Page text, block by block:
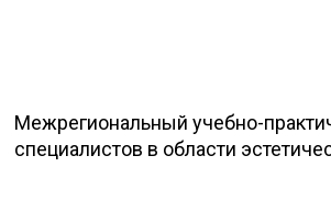
Межрегиональный учебно-
специалистов в области